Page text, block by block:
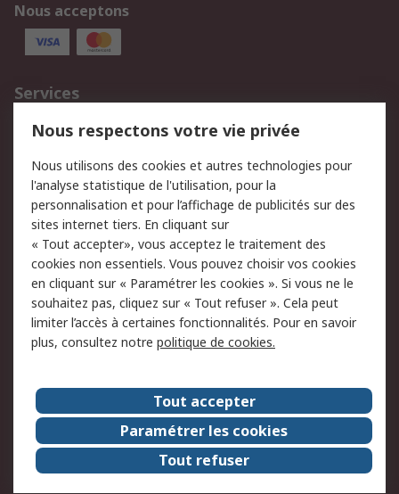
Nous acceptons
Services
750.000 produits
2.500 marques
Retours
Support technique
Track & trace
Legal
Politique de cookies
Sécurité des e-mails
Politique de protection
des données - Mise à
jour
Conditions générales
de vente
A propos de RS
Le groupe RS Group
A propos de RS
RS dans le monde
Travaillez chez RS
ESG
Nous respectons votre vie privée
Nous utilisons des cookies et autres technologies pour
l'analyse statistique de l'utilisation, pour la
personnalisation et pour l’affichage de publicités sur des
sites internet tiers. En cliquant sur
« Tout accepter», vous acceptez le traitement des
cookies non essentiels. Vous pouvez choisir vos cookies
en cliquant sur « Paramétrer les cookies ». Si vous ne le
souhaitez pas, cliquez sur « Tout refuser ». Cela peut
limiter l’accès à certaines fonctionnalités. Pour en savoir
plus, consultez notre politique de cookies.
Tout accepter
Paramétrer les cookies
Tout refuser